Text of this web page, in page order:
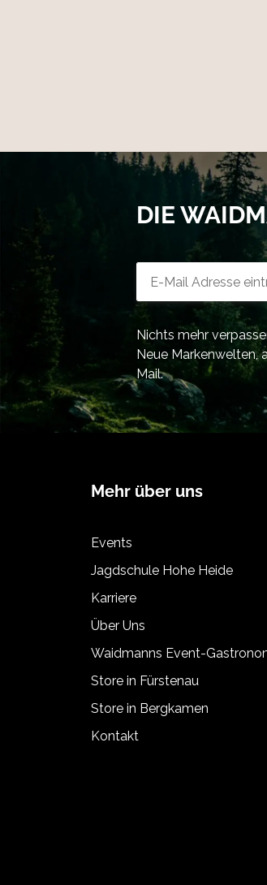
DIE
Nichts mehr
Neue Markenwelten,
Mail.
Mehr über uns
Events
Jagdschule Hohe Heide
Karriere
Über Uns
Waidmanns Event-
Store in Fürstenau
Store in Bergkamen
Kontakt